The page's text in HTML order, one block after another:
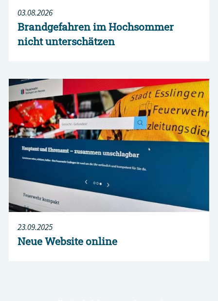
03.08.2026
Brandgefahren im Hochsommer
nicht unterschätzen
23.09.2025
Neue Website online